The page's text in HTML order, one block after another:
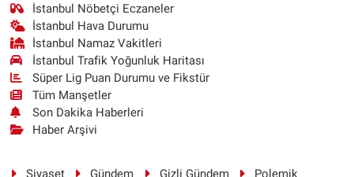
İstanbul Nöbetçi Eczaneler
İstanbul Hava Durumu
İstanbul Namaz Vakitleri
İstanbul Trafik Yoğunluk Haritası
Süper Lig Puan Durumu ve Fikstür
Tüm Manşetler
Son Dakika Haberleri
Haber Arşivi
Siyaset Gündem Gizli Gündem Polemik